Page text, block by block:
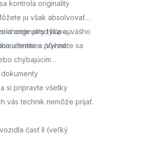
kontrola originality
ju však absolvovať
chcete pred kúpou
identitu a pôvod.
originality týka aj vášho
termínu. Vyhnete sa
chýbajúcim
si pripravte všetky
vás technik nemôže prijať.
časť II (veľký